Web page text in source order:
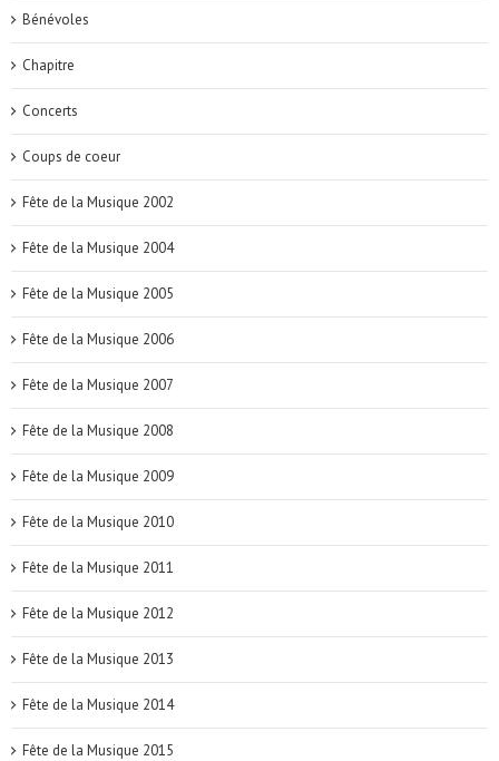
Bénévoles
Chapitre
Concerts
Coups de coeur
Fête de la Musique 2002
Fête de la Musique 2004
Fête de la Musique 2005
Fête de la Musique 2006
Fête de la Musique 2007
Fête de la Musique 2008
Fête de la Musique 2009
Fête de la Musique 2010
Fête de la Musique 2011
Fête de la Musique 2012
Fête de la Musique 2013
Fête de la Musique 2014
Fête de la Musique 2015